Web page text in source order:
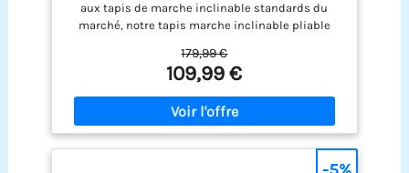
aux tapis de marche inclinable standards du
marché, notre tapis marche inclinable pliable
3 niveaux (max 16%), un moteur sans balais de 3.0
CV (vitesse max 10 km/h), un plateau (2 couches)
et une bande de course (6 couches). Il dispose
également de reposabrazos ajustables pour plus
de confort ; avec son panneau LED intuitif et
télécommande magnétique, ce tapis roulant
pliable vous permet d’entraîner efficacement et
179,99 €
109,99 €